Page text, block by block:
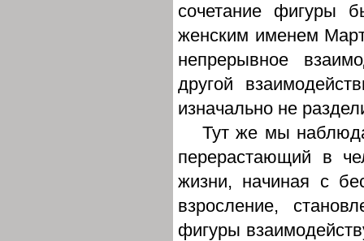
сочетание фигуры
женским именем
непрерывное
другой
изначально не
Тут же мы
перерастающий в
жизни, начиная с
взросление,
фигуры